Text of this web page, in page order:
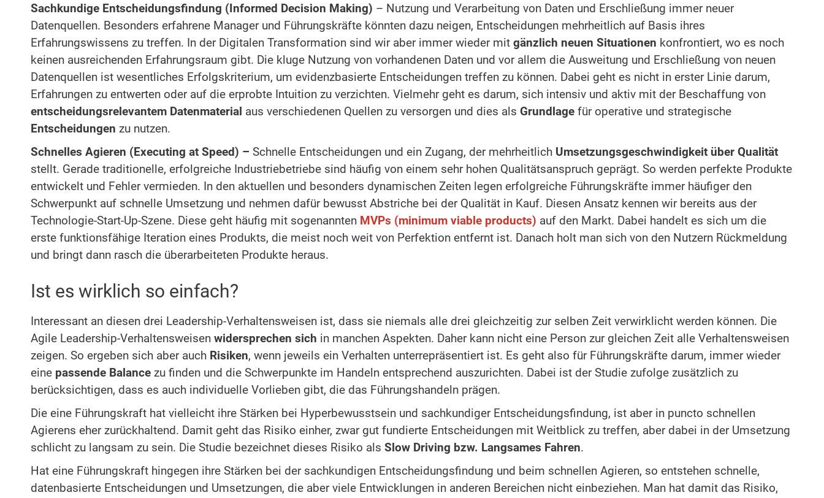
Sachkundige Entscheidungsfindung (Informed Decision Making) – Nutzung und Verarbeitung von Daten und Erschließung immer neuer
Datenquellen. Besonders erfahrene Manager und Führungskräfte könnten dazu neigen, Entscheidungen mehrheitlich auf Basis ihres
Erfahrungswissens zu treffen. In der Digitalen Transformation sind wir aber immer wieder mit gänzlich neuen Situationen konfrontiert, wo es noch
keinen ausreichenden Erfahrungsraum gibt. Die kluge Nutzung von vorhandenen Daten und vor allem die Ausweitung und Erschließung von neuen
Datenquellen ist wesentliches Erfolgskriterium, um evidenzbasierte Entscheidungen treffen zu können. Dabei geht es nicht in erster Linie darum,
Erfahrungen zu entwerten oder auf die erprobte Intuition zu verzichten. Vielmehr geht es darum, sich intensiv und aktiv mit der Beschaffung von
entscheidungsrelevantem Datenmaterial aus verschiedenen Quellen zu versorgen und dies als Grundlage für operative und strategische
Entscheidungen zu nutzen.
Schnelles Agieren (Executing at Speed) – Schnelle Entscheidungen und ein Zugang, der mehrheitlich Umsetzungsgeschwindigkeit über Qualität
stellt. Gerade traditionelle, erfolgreiche Industriebetriebe sind häufig von einem sehr hohen Qualitätsanspruch geprägt. So werden perfekte Produkte
entwickelt und Fehler vermieden. In den aktuellen und besonders dynamischen Zeiten legen erfolgreiche Führungskräfte immer häufiger den
Schwerpunkt auf schnelle Umsetzung und nehmen dafür bewusst Abstriche bei der Qualität in Kauf. Diesen Ansatz kennen wir bereits aus der
Technologie-Start-Up-Szene. Diese geht häufig mit sogenannten MVPs (minimum viable products) auf den Markt. Dabei handelt es sich um die
erste funktionsfähige Iteration eines Produkts, die meist noch weit von Perfektion entfernt ist. Danach holt man sich von den Nutzern Rückmeldung
und bringt dann rasch die überarbeiteten Produkte heraus.
Ist es wirklich so einfach?
Interessant an diesen drei Leadership-Verhaltensweisen ist, dass sie niemals alle drei gleichzeitig zur selben Zeit verwirklicht werden können. Die
Agile Leadership-Verhaltensweisen widersprechen sich in manchen Aspekten. Daher kann nicht eine Person zur gleichen Zeit alle Verhaltensweisen
zeigen. So ergeben sich aber auch Risiken, wenn jeweils ein Verhalten unterrepräsentiert ist. Es geht also für Führungskräfte darum, immer wieder
eine passende Balance zu finden und die Schwerpunkte im Handeln entsprechend auszurichten. Dabei ist der Studie zufolge zusätzlich zu
berücksichtigen, dass es auch individuelle Vorlieben gibt, die das Führungshandeln prägen.
Die eine Führungskraft hat vielleicht ihre Stärken bei Hyperbewusstsein und sachkundiger Entscheidungsfindung, ist aber in puncto schnellen
Agierens eher zurückhaltend. Damit geht das Risiko einher, zwar gut fundierte Entscheidungen mit Weitblick zu treffen, aber dabei in der Umsetzung
schlicht zu langsam zu sein. Die Studie bezeichnet dieses Risiko als Slow Driving bzw. Langsames Fahren.
Hat eine Führungskraft hingegen ihre Stärken bei der sachkundigen Entscheidungsfindung und beim schnellen Agieren, so entstehen schnelle,
datenbasierte Entscheidungen und Umsetzungen, die aber viele Entwicklungen in anderen Bereichen nicht einbeziehen. Man hat damit das Risiko,